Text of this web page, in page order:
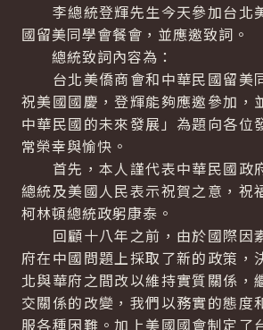
李總統登輝先生今天參加台北
國留美同學會餐會，並應邀致詞。
總統致詞內容為：
台北美僑商會和中華民國留美
祝美國國慶，登輝能夠應邀參加，
中華民國的未來發展」為題向各位
常榮幸與愉快。
首先，本人謹代表中華民國政
總統及美國人民表示祝賀之意，祝
柯林頓總統政躬康泰。
回顧十八年之前，由於國際因
府在中國問題上採取了新的政策，
北與華府之間改以維持實質關係，
交關係的改變，我們以務實的態度
服各種困難。加上美國國會制定了